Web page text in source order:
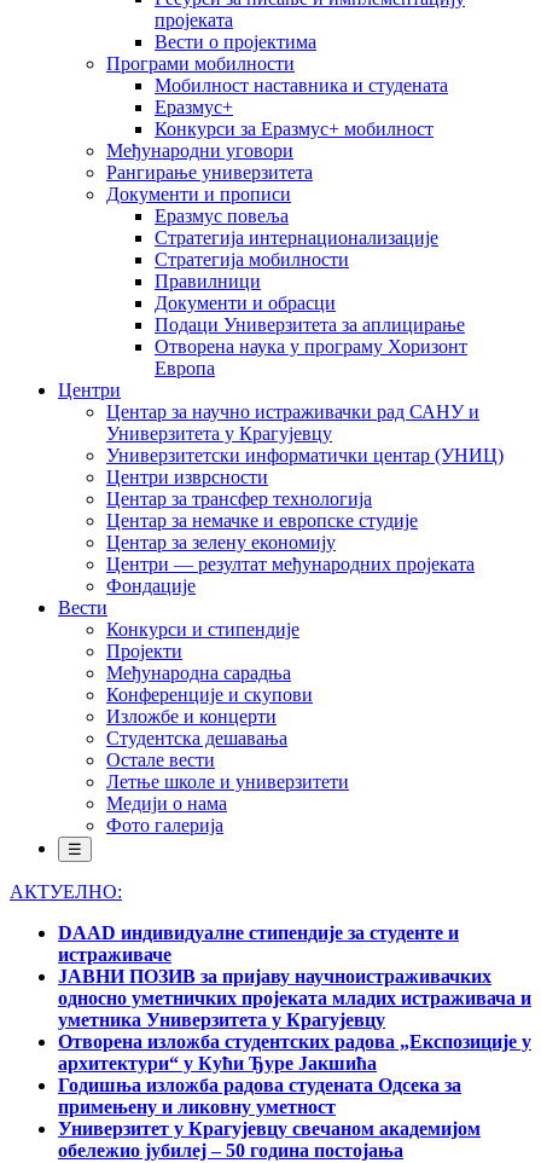
пројеката
Вести о пројектима
Програми мобилности
Мобилност наставника и студената
Еразмус+
Конкурси за Еразмус+ мобилност
Међународни уговори
Рангирање универзитета
Документи и прописи
Еразмус повеља
Стратегија интернационализације
Стратегија мобилности
Правилници
Документи и обрасци
Подаци Универзитета за аплицирање
Отворена наука у програму Хоризонт
Европа
Центри
Центар за научно истраживачки рад САНУ и
Универзитета у Крагујевцу
Универзитетски информатички центар (УНИЦ)
Центри изврсности
Центар за трансфер технологија
Центар за немачке и европске студије
Центар за зелену економију
Центри — резултат међународних пројеката
Фондације
Вести
Конкурси и стипендије
Пројекти
Међународна сарадња
Конференције и скупови
Изложбе и концерти
Студентска дешавања
Остале вести
Летње школе и универзитети
Медији о нама
Фото галерија
☰
АКТУЕЛНО:
DAAD индивидуалне стипендије за студенте и
истраживаче
ЈАВНИ ПОЗИВ за пријаву научноистраживачких
односно уметничких пројеката младих истраживача и
уметника Универзитета у Крагујевцу
Отворена изложба студентских радова „Експозиције у
архитектури“ у Кући Ђуре Јакшића
Годишња изложба радова студената Одсека за
примењену и ликовну уметност
Универзитет у Крагујевцу свечаном академијом
обележио јубилеј – 50 година постојања